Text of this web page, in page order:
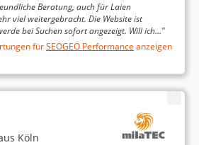
Beratung, auch für Laien
viel weitergebracht. Die Website ist
bei Suchen sofort angezeigt. Will ich…"
fürSEOGEO Performance anzeigen
Köln